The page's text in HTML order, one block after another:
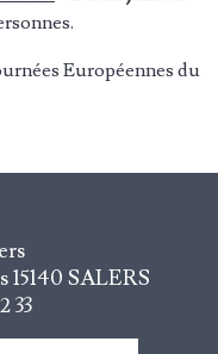
Européennes du
15140 SALERS
33